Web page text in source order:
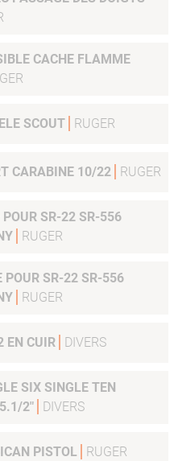
CACHE FLAMME
SCOUT RUGER
CARABINE 10/22 RUGER
SR-22 SR-556
RUGER
POUR SR-22 SR-556
RUGER
EN CUIR DIVERS
SIX SINGLE TEN
5.1/2"
DIVERS
PISTOL RUGER